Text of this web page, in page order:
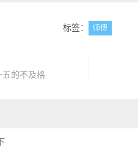
标签： 师傅
五的不及格